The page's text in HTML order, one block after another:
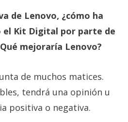
de Lenovo, ¿cómo ha
el Kit Digital por parte de
mejoraría Lenovo?
de muchos matices.
tendrá una opinión u
positiva o negativa.